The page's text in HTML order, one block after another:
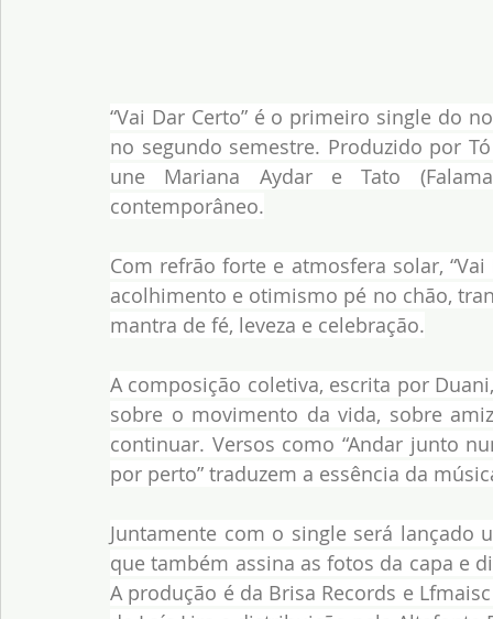
“Vai Dar Certo” é o primeiro single do
no segundo semestre. Produzido por
une Mariana Aydar e Tato
contemporâneo.
Com refrão forte e atmosfera solar,
acolhimento e otimismo pé no chão,
mantra de fé, leveza e celebração.
A composição coletiva, escrita por
sobre o movimento da vida, sobre
continuar. Versos como “Andar junto
por perto” traduzem a essência da
Juntamente com o single será lançado
que também assina as fotos da capa e
A produção é da Brisa Records e